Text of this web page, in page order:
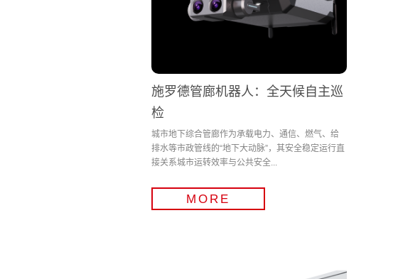
施罗德管廊机器人：全天候自主巡
检
城市地下综合管廊作为承载电力、通信、燃气、给
排水等市政管线的“地下大动脉”，其安全稳定运行直
接关系城市运转效率与公共安全...
MORE